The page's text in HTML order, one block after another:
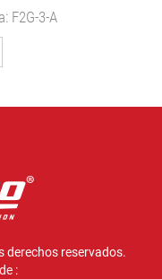
F2G-3-A
derechos reservados.
: